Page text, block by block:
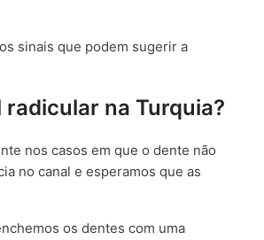
sinais que podem sugerir a
na Turquia?
nos casos em que o dente não
no canal e esperamos que as
os dentes com uma